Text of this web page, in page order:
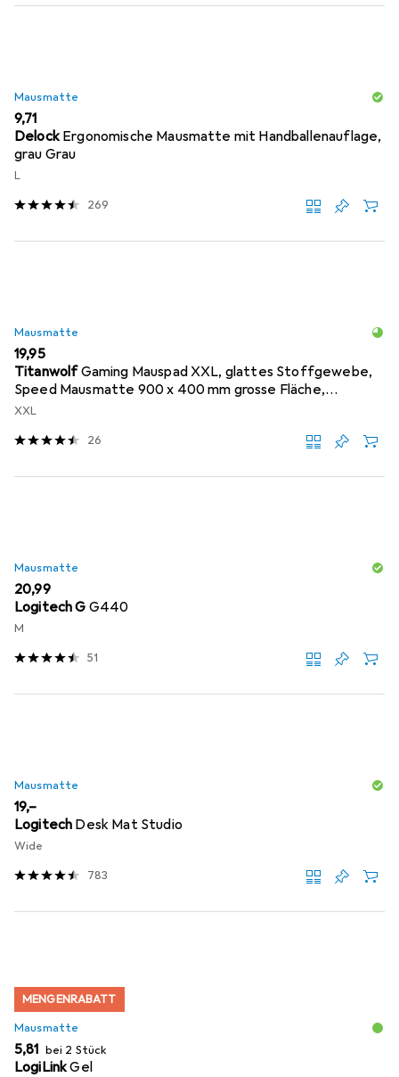
Mausmatte
EUR
9,71
Delock Ergonomische Mausmatte mit Handballenauflage,
grau Grau
L
269
Mausmatte
EUR
19,95
TitanwolfGaming Mauspad XXL, glattes Stoffgewebe,
Speed Mausmatte 900 x 400 mm grosse Fläche,
Topography
XXL
26
Mausmatte
EUR
20,99
Logitech G G440
M
51
Mausmatte
EUR
19,–
Logitech Desk Mat Studio
Wide
783
MENGENRABATT
Mausmatte
EUR
5,81 bei 2 Stück
LogiLinkGel